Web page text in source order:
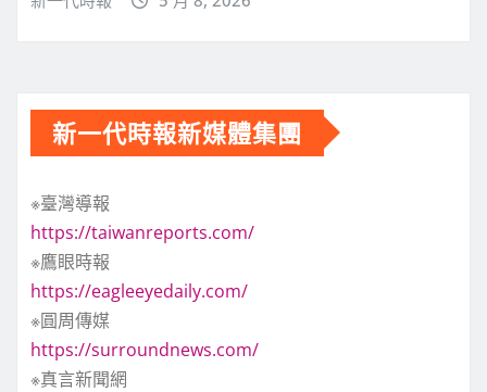
新一代時報新媒體集團
※臺灣導報
https://taiwanreports.com/
※鷹眼時報
https://eagleeyedaily.com/
※圓周傳媒
https://surroundnews.com/
※真言新聞網